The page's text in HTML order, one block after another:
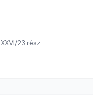
23.rész